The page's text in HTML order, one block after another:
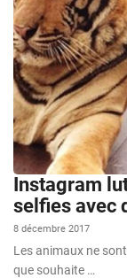
Instagram
selfies avec
8 décembre 2017
Les animaux ne
que souhaite …